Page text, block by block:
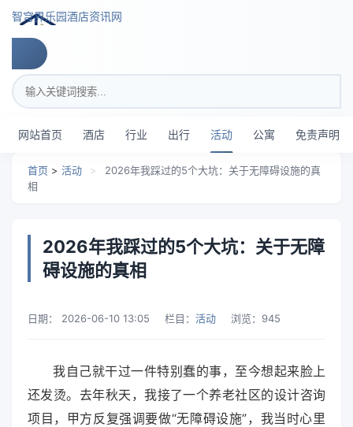
智穹界乐园酒店资讯网
搜索关键词
网站首页 酒店 行业 出行 活动 公寓 免责声明
首页 > 活动 >
2026年我踩过的5个大坑：关于无障碍设施的真
相
2026年我踩过的5个大坑：关于无障
碍设施的真相
日期： 2026-06-10 13:05 栏目： 活动 浏览： 945
我自己就干过一件特别蠢的事，至今想起来脸上
还发烫。去年秋天，我接了一个养老社区的设计咨询
项目，甲方反复强调要做“无障碍设施”，我当时心里